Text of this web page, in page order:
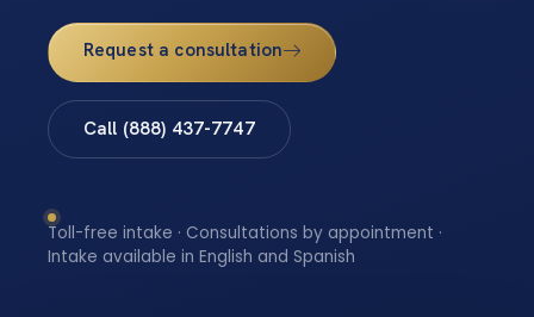
Request a consultation
Call (888) 437-7747
Toll-free intake · Consultations by appointment ·
Intake available in English and Spanish